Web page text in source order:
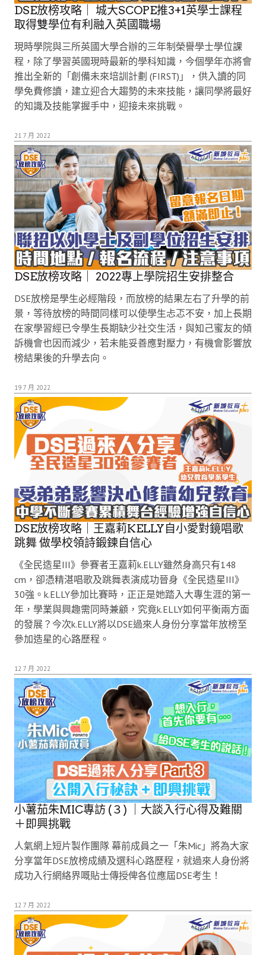
DSE放榜攻略｜ 城大SCOPE推3+1英學士課程
取得雙學位有利融入英國職場
現時學院與三所英國大學合辦的三年制榮譽學士學位課
程，除了學習英國現時最新的學科知識，今個學年亦將會
推出全新的「創備未來培訓計劃 (FIRST)」，供入讀的同
學免費修讀，建立迎合大趨勢的未來技能，讓同學將最好
的知識及技能掌握手中，迎接未來挑戰。
21 7 月 2022
DSE放榜攻略｜ 2022專上學院招生安排整合
DSE放榜是學生必經階段，而放榜的結果左右了升學的前
景，等待放榜的時間同樣可以使學生忐忑不安，加上長期
在家學習經已令學生長期缺少社交生活，與知己蜜友的傾
訴機會也因而減少，若未能妥善應對壓力，有機會影響放
榜結果後的升學去向。
19 7 月 2022
DSE放榜攻略｜王嘉莉KELLY自小愛對鏡唱歌
跳舞 做學校領詩鍛鍊自信心
《全民造星III》參賽者王嘉莉k.ELLY雖然身高只有148
cm，卻憑精湛唱歌及跳舞表演成功晉身《全民造星III》
30強。k.ELLY參加比賽時，正正是她踏入大專生涯的第一
年，學業與興趣需同時兼顧，究竟k.ELLY如何平衡兩方面
的發展？今次k.ELLY將以DSE過來人身份分享當年放榜至
參加造星的心路歷程。
12 7 月 2022
小薯茄朱MIC專訪 (３) ｜大談入行心得及難關
＋即興挑戰
人氣網上短片製作團隊 幕前成員之一「朱Mic」將為大家
分享當年DSE放榜成績及選科心路歷程，就過來人身份將
成功入行網絡界嘅貼士傳授俾各位應屆DSE考生！
12 7 月 2022